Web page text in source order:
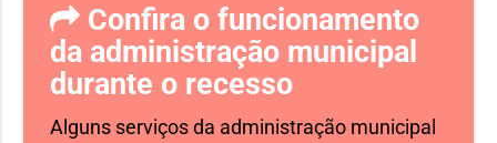
Confira o funcionamento
da administração municipal
durante o recesso
Alguns serviços da administração municipal